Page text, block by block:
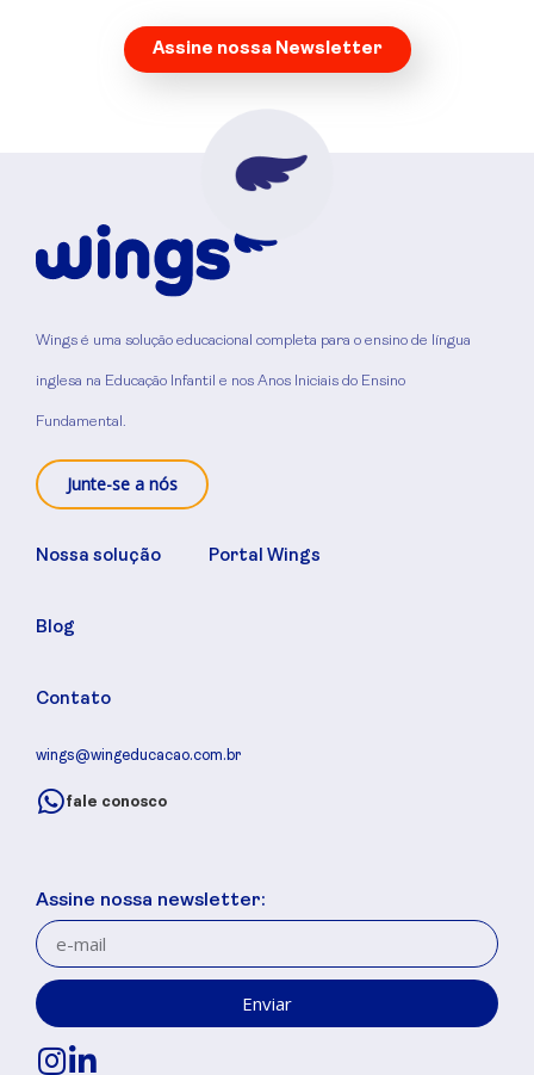
Assine nossa Newsletter
Wings é uma solução educacional completa para o ensino de língua
inglesa na Educação Infantil e nos Anos Iniciais do Ensino
Fundamental.
Junte-se a nós
Nossa solução
Blog
Contato
Portal Wings
wings@wingeducacao.com.br
fale conosco
Assine nossa newsletter:
Enviar